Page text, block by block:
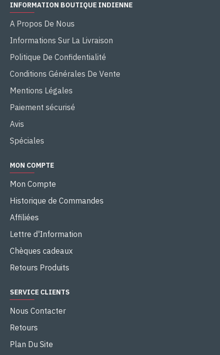
INFORMATION BOUTIQUE INDIENNE
A Propos De Nous
Informations Sur La Livraison
Politique De Confidentialité
Conditions Générales De Vente
Mentions Légales
Paiement sécurisé
Avis
Spéciales
MON COMPTE
Mon Compte
Historique de Commandes
Affiliées
Lettre d'Information
Chèques cadeaux
Retours Produits
SERVICE CLIENTS
Nous Contacter
Retours
Plan Du Site